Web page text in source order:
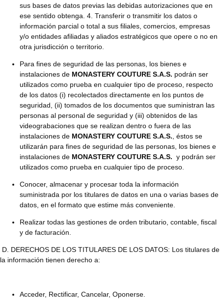
sus bases de datos previas las debidas autorizaciones que en
ese sentido obtenga. 4. Transferir o transmitir los datos o
información parcial o total a sus filiales, comercios, empresas
y/o entidades afiliadas y aliados estratégicos que opere o no en
otra jurisdicción o territorio.
Para fines de seguridad de las personas, los bienes e
instalaciones de MONASTERY COUTURE S.A.S. podrán ser
utilizados como prueba en cualquier tipo de proceso, respecto
de los datos (i) recolectados directamente en los puntos de
seguridad, (ii) tomados de los documentos que suministran las
personas al personal de seguridad y (iii) obtenidos de las
videograbaciones que se realizan dentro o fuera de las
instalaciones de MONASTERY COUTURE S.A.S. , éstos se
utilizarán para fines de seguridad de las personas, los bienes e
instalaciones de MONASTERY COUTURE S.A.S. y podrán ser
utilizados como prueba en cualquier tipo de proceso.
Conocer, almacenar y procesar toda la información
suministrada por los titulares de datos en una o varias bases de
datos, en el formato que estime más conveniente.
Realizar todas las gestiones de orden tributario, contable, fiscal
y de facturación.
D. DERECHOS DE LOS TITULARES DE LOS DATOS: Los titulares de
la información tienen derecho a:
Acceder, Rectificar, Cancelar, Oponerse.